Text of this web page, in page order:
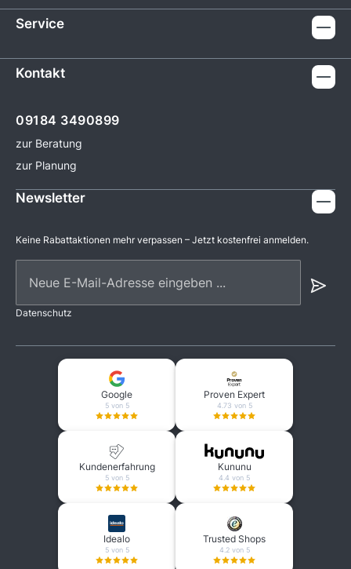
Service
Kontakt
09184 3490899
zur Beratung
zur Planung
Newsletter
Keine Rabattaktionen mehr verpassen – Jetzt kostenfrei anmelden.
Datenschutz
Google
5 von 5
Proven Expert
4.73 von 5
Kundenerfahrung
5 von 5
Kununu
4.4 von 5
Idealo
5 von 5
Trusted Shops
4.2 von 5